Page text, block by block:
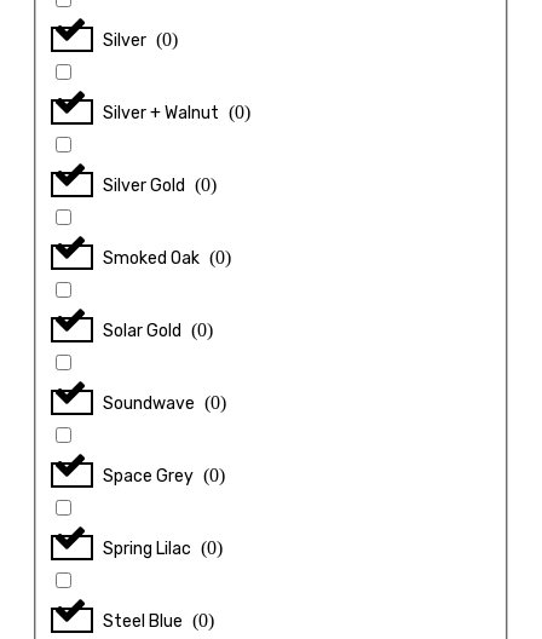
Silver (0)
Silver + Walnut (0)
Silver Gold (0)
Smoked Oak (0)
Solar Gold (0)
Soundwave (0)
Space Grey (0)
Spring Lilac (0)
Steel Blue (0)